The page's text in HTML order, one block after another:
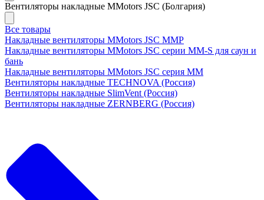
Вентиляторы накладные MMotors JSC (Болгария)
Все товары
Накладные вентиляторы MMotors JSC MMP
Накладные вентиляторы MMotors JSC серии MM-S для саун и
бань
Накладные вентиляторы MMotors JSC серия МM
Вентиляторы накладные TECHNOVA (Россия)
Вентиляторы накладные SlimVent (Россия)
Вентиляторы накладные ZERNBERG (Россия)